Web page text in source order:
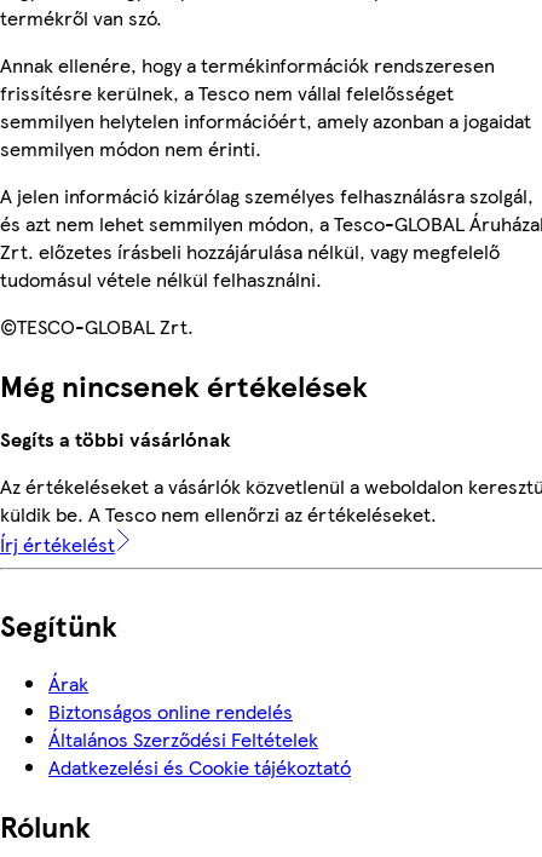
termékről van szó.
Annak ellenére, hogy a termékinformációk rendszeresen
frissítésre kerülnek, a Tesco nem vállal felelősséget
semmilyen helytelen információért, amely azonban a jogaidat
semmilyen módon nem érinti.
A jelen információ kizárólag személyes felhasználásra szolgál,
és azt nem lehet semmilyen módon, a Tesco-GLOBAL
Zrt. előzetes írásbeli hozzájárulása nélkül, vagy megfelelő
tudomásul vétele nélkül felhasználni.
©TESCO-GLOBAL Zrt.
Még nincsenek értékelések
Segíts a többi vásárlónak
Az értékeléseket a vásárlók közvetlenül a weboldalon
küldik be. A Tesco nem ellenőrzi az értékeléseket.
Írj értékelést
Segítünk
Árak
Biztonságos online rendelés
Általános Szerződési Feltételek
Adatkezelési és Cookie tájékoztató
Rólunk